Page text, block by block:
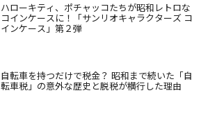
ハローキティ、ポチャッコたちが昭和レトロな
コインケースに！「サンリオキャラクターズ コ
インケース」第２弾
自転車を持つだけで税金？ 昭和まで続いた「自
転車税」の意外な歴史と脱税が横行した理由